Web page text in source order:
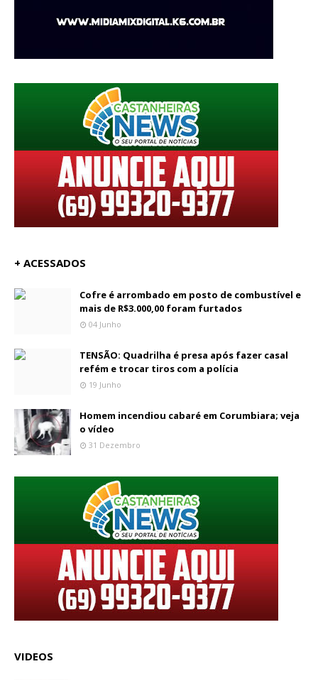
+ ACESSADOS
Cofre é arrombado em posto de combustível e
mais de R$3.000,00 foram furtados
04 Junho
TENSÃO: Quadrilha é presa após fazer casal
refém e trocar tiros com a polícia
19 Junho
Homem incendiou cabaré em Corumbiara; veja
o vídeo
31 Dezembro
VIDEOS